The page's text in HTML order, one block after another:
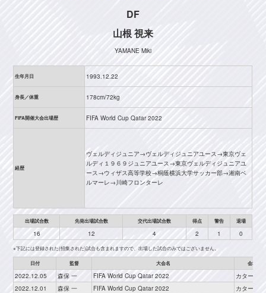
DF
山根 視来
YAMANE Miki
生年月日 1993.12.22
身長／体重 178cm/72kg
FIFA開催大会出場歴 FIFA World Cup Qatar 2022
経歴
ヴェルディジュニア→ヴェルディジュニアユース→東京ヴェ
ルディ１９６９ジュニアユース→東京ヴェルディジュニアユ
ース→ウィザス高等学校→桐蔭横浜大学サッカー部→湘南ベ
ルマーレ→川崎フロンターレ
出場試合数 先発出場試合数 交代出場試合数 得点 警告 退場
16 12 4 2 1 0
※下記には登録された(招集された)試合も含まれますので、出場した試合のみではございません。
日付 監督 大会名 会場
2022.12.05 森保 一 FIFA World Cup Qatar 2022
カタール
2022.12.01
森保 一 FIFA World Cup Qatar 2022
カタール